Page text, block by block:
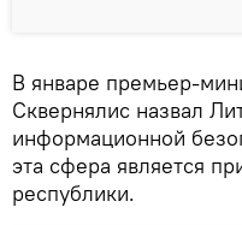
В январе премьер-
Сквернялис назвал
информационной
эта сфера является
республики.